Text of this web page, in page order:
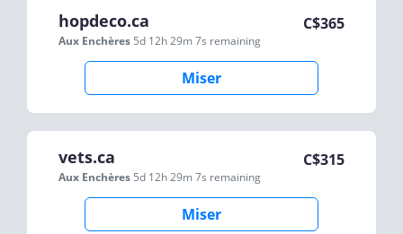
hopdeco.ca
Aux Enchères 5d 12h 29m 7s remaining
C$365
Miser
vets.ca
Aux Enchères 5d 12h 29m 7s remaining
C$315
Miser